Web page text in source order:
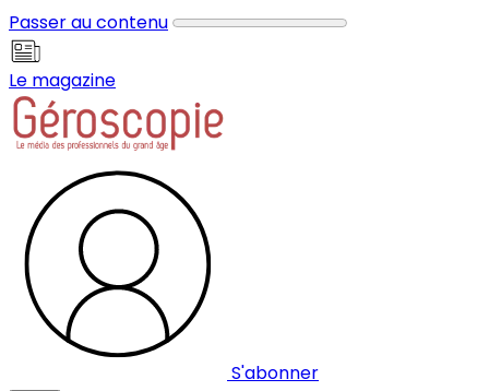
Passer au contenu
Le magazine
S'abonner
Panneau de gestion des cookies